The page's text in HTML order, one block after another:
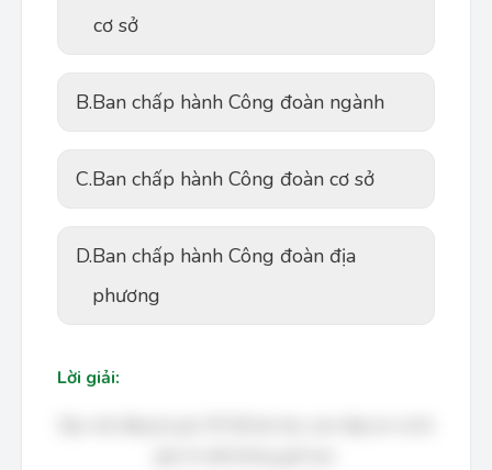
cơ sở
B.Ban chấp hành Công đoàn ngành
C.Ban chấp hành Công đoàn cơ sở
D.Ban chấp hành Công đoàn địa
phương
Lời giải: